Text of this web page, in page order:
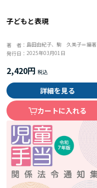
子どもと表現
著 者： 島田由紀子、駒 久美子＝編著
発行日：2025年03月01日
2,420円
詳細を見る
カートに入れる